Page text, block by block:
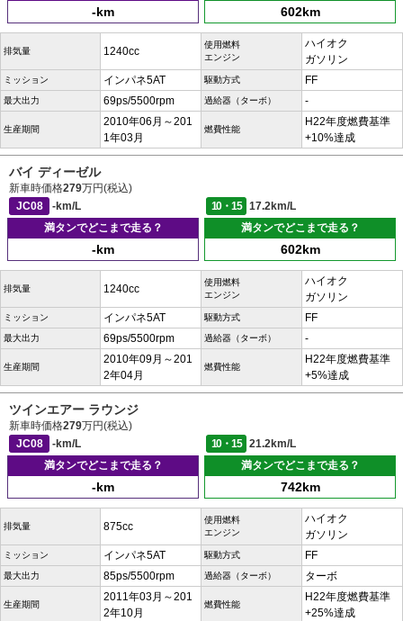
-km 602km
排気量 1240cc
使用燃料
エンジン
ハイオク
ガソリン
ミッション インパネ5AT 駆動方式 FF
最大出力 69ps/5500rpm 過給器（ターボ） -
生産期間
2010年06月～201
1年03月
燃費性能
H22年度燃費基準
+10%達成
バイ ディーゼル
新車時価格279万円(税込)
JC08
-km/L 10・15
17.2km/L
満タンでどこまで走る？
-km
満タンでどこまで走る？
602km
排気量 1240cc
使用燃料
エンジン
ハイオク
ガソリン
ミッション インパネ5AT 駆動方式 FF
最大出力 69ps/5500rpm 過給器（ターボ） -
生産期間
2010年09月～201
2年04月
燃費性能
H22年度燃費基準
+5%達成
ツインエアー ラウンジ
新車時価格279万円(税込)
JC08
-km/L 10・15
21.2km/L
満タンでどこまで走る？
-km
満タンでどこまで走る？
742km
排気量 875cc
使用燃料
エンジン
ハイオク
ガソリン
ミッション インパネ5AT 駆動方式 FF
最大出力 85ps/5500rpm 過給器（ターボ） ターボ
生産期間
2011年03月～201
2年10月
燃費性能
H22年度燃費基準
+25%達成